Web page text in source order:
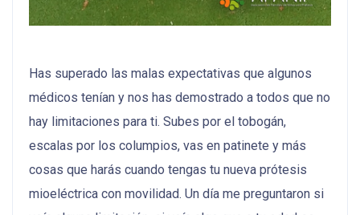
Has superado las malas expectativas que algunos
médicos tenían y nos has demostrado a todos que no
hay limitaciones para ti. Subes por el tobogán,
escalas por los columpios, vas en patinete y más
cosas que harás cuando tengas tu nueva prótesis
mioeléctrica con movilidad. Un día me preguntaron si